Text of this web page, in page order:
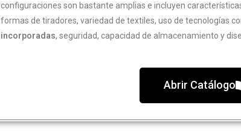
configuraciones son bastante amplias e incluyen
formas de tiradores, variedad de textiles, uso de tecnologías
incorporadas, seguridad, capacidad de almacenamiento y
Abrir Catálogo